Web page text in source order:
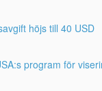
höjs till 40 USD
program för